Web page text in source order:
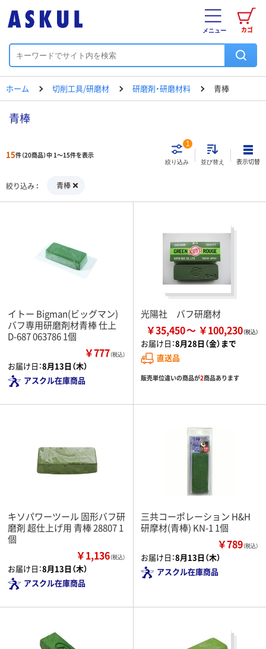
カゴ
メニュー
ホーム 切削工具/研磨材 研磨剤・研磨材料 青棒
青棒
15件（20商品）中 1～15件を表示
絞り込み
1
並び替え 表示切替
絞り込み 青棒
イトー Bigman(ビッグマン)
バフ専用研磨剤材青棒 仕上
D-687 063786 1個
￥777（税込）
お届け日：8月13日（木）
アスクル在庫商品
光陽社 バフ研磨材
￥35,450 ￥100,230
お届け日：8月28日（金）まで
直送品
販売単位違いの商品が2商品あります
キソパワーツール 固形バフ研
磨剤 超仕上げ用 青棒 28807 1
個
￥1,136（税込）
お届け日：8月13日（木）
アスクル在庫商品
三共コーポレーション H&H
研摩材(青棒) KN-1 1個
￥789（税込）
お届け日：8月13日（木）
アスクル在庫商品